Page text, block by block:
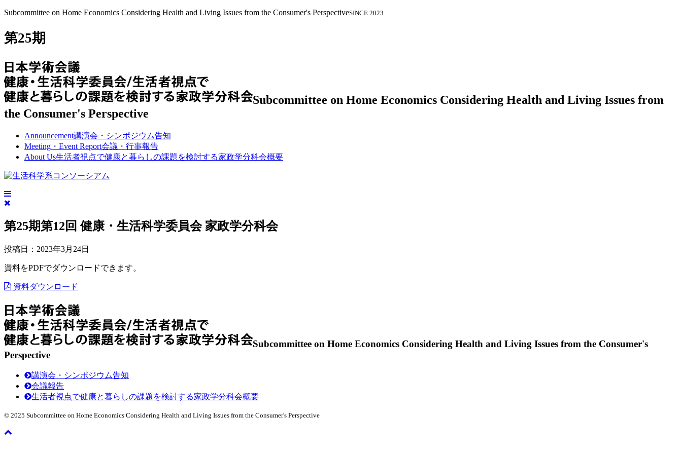
Subcommittee on Home Economics Considering Health and Living Issues from the Consumer's PerspectiveSINCE 2023
第25期
Subcommittee on Home Economics Considering Health and Living Issues from
the Consumer's Perspective
Announcement講演会・シンポジウム告知
Meeting・Event Report会議・行事報告
About Us生活者視点で健康と暮らしの課題を検討する家政学分科会概要
第25期第12回 健康・生活科学委員会 家政学分科会
投稿日：2023年3月24日
資料をPDFでダウンロードできます。
資料ダウンロード
Subcommittee on Home Economics Considering Health and Living Issues from the Consumer's
Perspective
講演会・シンポジウム告知
会議報告
生活者視点で健康と暮らしの課題を検討する家政学分科会概要
© 2025 Subcommittee on Home Economics Considering Health and Living Issues from the Consumer's Perspective